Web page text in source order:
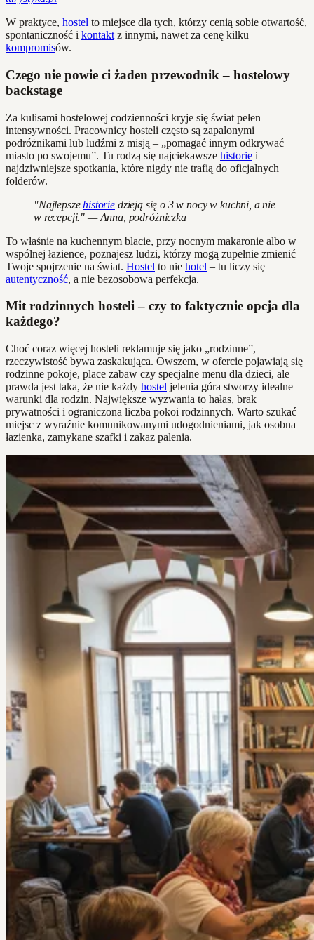
W praktyce, hostel to miejsce dla tych, którzy cenią sobie otwartość,
spontaniczność i kontakt z innymi, nawet za cenę kilku
kompromisów.
Czego nie powie ci żaden przewodnik – hostelowy
backstage
Za kulisami hostelowej codzienności kryje się świat pełen
intensywności. Pracownicy hosteli często są zapalonymi
podróżnikami lub ludźmi z misją – „pomagać innym odkrywać
miasto po swojemu”. Tu rodzą się najciekawsze historie i
najdziwniejsze spotkania, które nigdy nie trafią do oficjalnych
folderów.
"Najlepszehistoriedzieją się o 3 w nocy w kuchni, a nie
w recepcji." — Anna, podróżniczka
To właśnie na kuchennym blacie, przy nocnym makaronie albo w
wspólnej łazience, poznajesz ludzi, którzy mogą zupełnie zmienić
Twoje spojrzenie na świat. Hostel to nie hotel – tu liczy się
autentyczność, a nie bezosobowa perfekcja.
Mit rodzinnych hosteli – czy to faktycznie opcja dla
każdego?
Choć coraz więcej hosteli reklamuje się jako „rodzinne”,
rzeczywistość bywa zaskakująca. Owszem, w ofercie pojawiają się
rodzinne pokoje, place zabaw czy specjalne menu dla dzieci, ale
prawda jest taka, że nie każdy hostel jelenia góra stworzy idealne
warunki dla rodzin. Największe wyzwania to hałas, brak
prywatności i ograniczona liczba pokoi rodzinnych. Warto szukać
miejsc z wyraźnie komunikowanymi udogodnieniami, jak osobna
łazienka, zamykane szafki i zakaz palenia.